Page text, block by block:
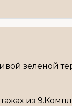
зеленой
из